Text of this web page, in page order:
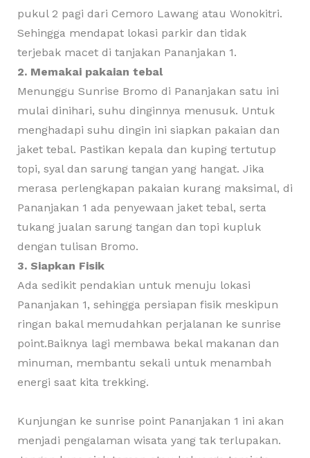
pukul 2 pagi dari Cemoro Lawang atau Wonokitri.
Sehingga mendapat lokasi parkir dan tidak
terjebak macet di tanjakan Pananjakan 1.
2. Memakai pakaian tebal
Menunggu Sunrise Bromo di Pananjakan satu ini
mulai dinihari, suhu dinginnya menusuk. Untuk
menghadapi suhu dingin ini siapkan pakaian dan
jaket tebal. Pastikan kepala dan kuping tertutup
topi, syal dan sarung tangan yang hangat. Jika
merasa perlengkapan pakaian kurang maksimal, di
Pananjakan 1 ada penyewaan jaket tebal, serta
tukang jualan sarung tangan dan topi kupluk
dengan tulisan Bromo.
3. Siapkan Fisik
Ada sedikit pendakian untuk menuju lokasi
Pananjakan 1, sehingga persiapan fisik meskipun
ringan bakal memudahkan perjalanan ke sunrise
point.Baiknya lagi membawa bekal makanan dan
minuman, membantu sekali untuk menambah
energi saat kita trekking.
Kunjungan ke sunrise point Pananjakan 1 ini akan
menjadi pengalaman wisata yang tak terlupakan.